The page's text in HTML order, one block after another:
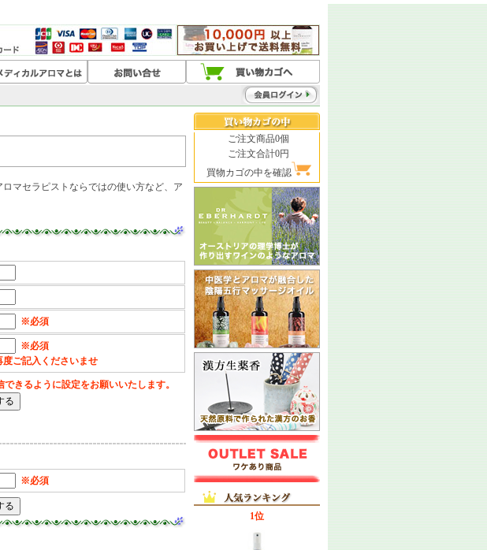
マセラピストならではの使い方など、ア
※必須
※必須
ご記入くださいませ
きるように設定をお願いいたします。
※必須
ご注文商品0個
ご注文合計0円
買物カゴの中を確認
1位